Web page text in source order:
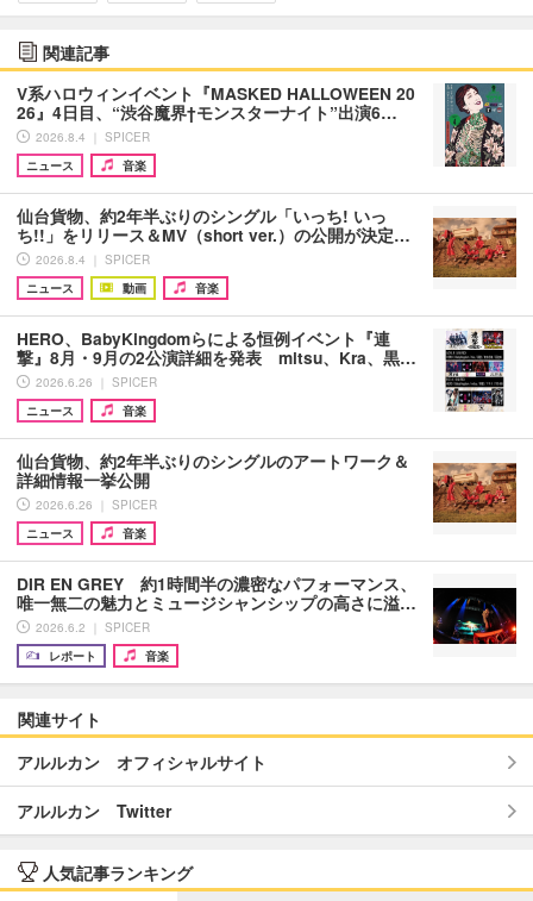
関連記事
V系ハロウィンイベント『MASKED HALLOWEEN 20
26』4日目、“渋谷魔界†モンスターナイト”出演6…
2026.8.4 ｜ SPICER
ニュース
音楽
仙台貨物、約2年半ぶりのシングル「いっち! いっ
ち!!」をリリース＆MV（short ver.）の公開が決定…
2026.8.4 ｜ SPICER
ニュース
動画 音楽
HERO、BabyKingdomらによる恒例イベント『連
撃』8月・9月の2公演詳細を発表 mitsu、Kra、黒…
2026.6.26 ｜ SPICER
ニュース
音楽
仙台貨物、約2年半ぶりのシングルのアートワーク＆
詳細情報一挙公開
2026.6.26 ｜ SPICER
ニュース
音楽
DIR EN GREY 約1時間半の濃密なパフォーマンス、
唯一無二の魅力とミュージシャンシップの高さに溢…
2026.6.2 ｜ SPICER
レポート
音楽
関連サイト
アルルカン オフィシャルサイト
アルルカン Twitter
人気記事ランキング